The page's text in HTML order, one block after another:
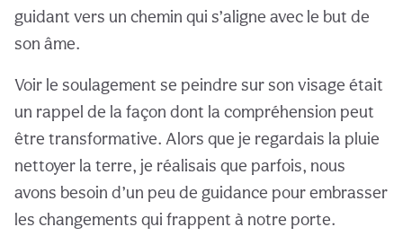
guidant vers un chemin qui s’aligne avec le but de
son âme.
Voir le soulagement se peindre sur son visage était
un rappel de la façon dont la compréhension peut
être transformative. Alors que je regardais la pluie
nettoyer la terre, je réalisais que parfois, nous
avons besoin d’un peu de guidance pour embrasser
les changements qui frappent à notre porte.